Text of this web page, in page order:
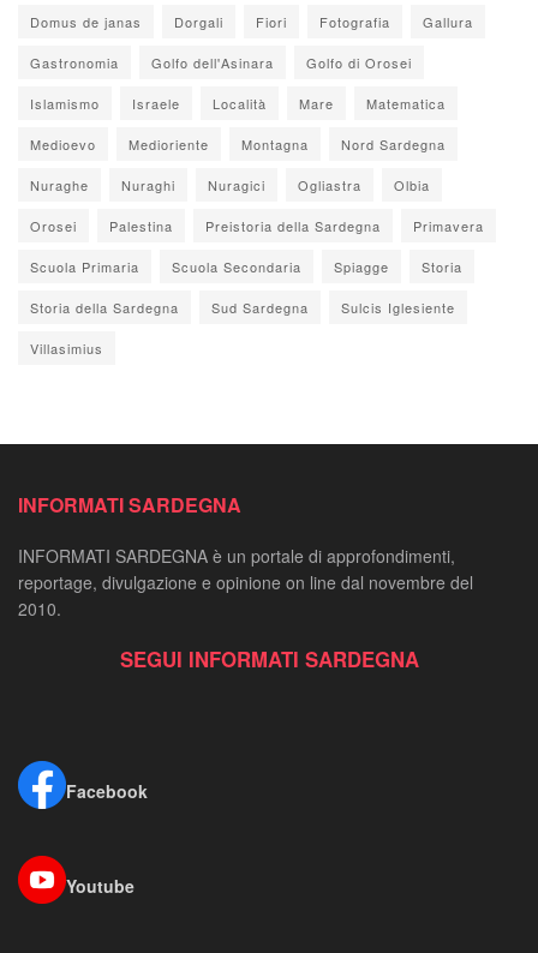
Domus de janas Dorgali Fiori Fotografia Gallura
Gastronomia Golfo dell'Asinara Golfo di Orosei
Islamismo Israele Località Mare Matematica
Medioevo Medioriente Montagna Nord Sardegna
Nuraghe Nuraghi Nuragici Ogliastra Olbia
Orosei Palestina Preistoria della Sardegna Primavera
Scuola Primaria Scuola Secondaria Spiagge Storia
Storia della Sardegna Sud Sardegna Sulcis Iglesiente
Villasimius
INFORMATI SARDEGNA
INFORMATI SARDEGNA è un portale di approfondimenti,
reportage, divulgazione e opinione on line dal novembre del
2010.
SEGUI INFORMATI SARDEGNA
Facebook
Youtube